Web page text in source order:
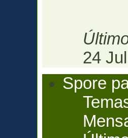
24
Spore